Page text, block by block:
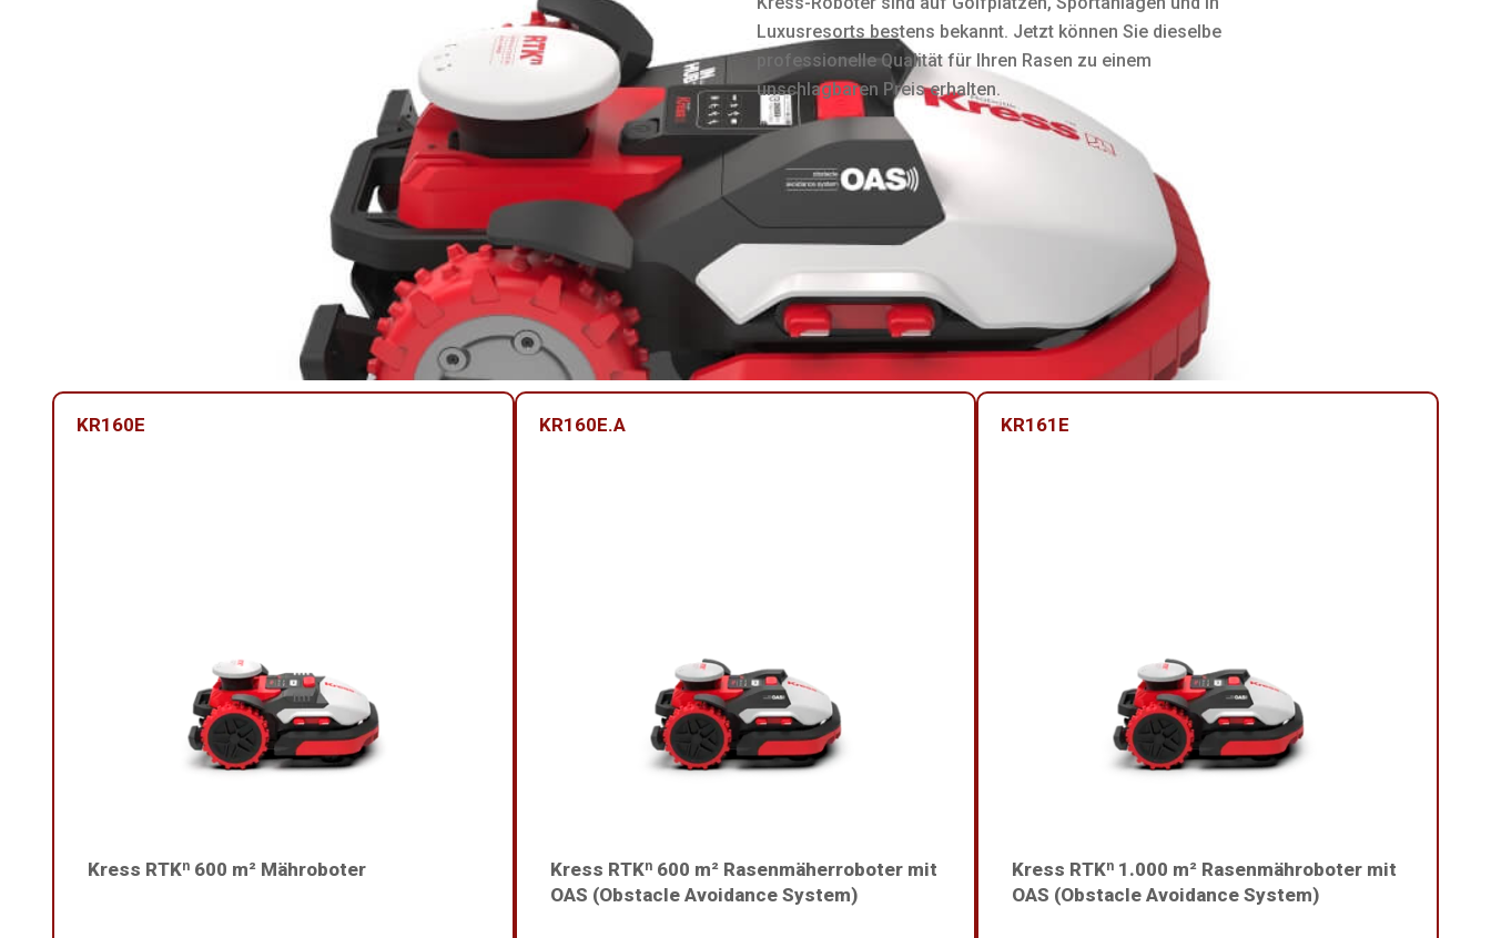
Luxusresorts bestens bekannt. Jetzt können Sie dieselbe
professionelle Qualität für Ihren Rasen zu einem
unschlagbaren Preis erhalten.
KR160E
Kress RTKⁿ 600 m² Mähroboter
KR160E.A
Kress RTKⁿ 600 m² Rasenmäherroboter mit
OAS (Obstacle Avoidance System)
KR161E
Kress RTKⁿ 1.000 m² Rasenmähroboter mit
OAS (Obstacle Avoidance System)